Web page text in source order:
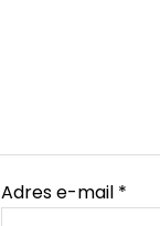
Adres e-mail *